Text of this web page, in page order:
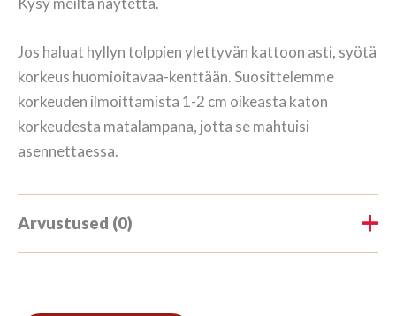
Jos haluat hyllyn tolppien ylettyvän kattoon asti, syötä
korkeus huomioitavaa-kenttään. Suosittelemme
korkeuden ilmoittamista 1-2 cm oikeasta katon
korkeudesta matalampana, jotta se mahtuisi
asennettaessa.
Arvustused (0)